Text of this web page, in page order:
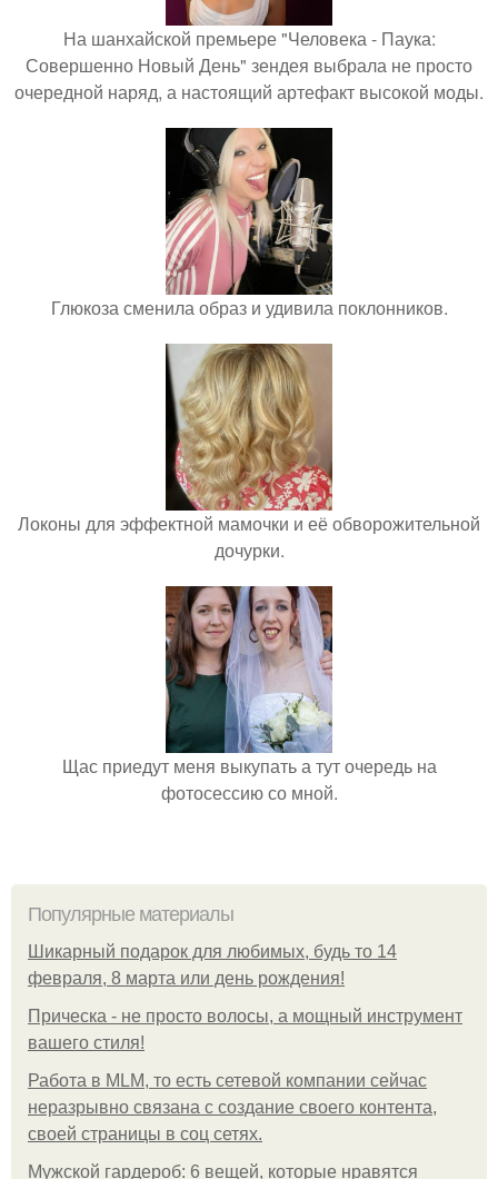
На шанхайской премьере "Человека - Паука:
Совершенно Новый День" зендея выбрала не просто
очередной наряд, а настоящий артефакт высокой моды.
Глюкоза сменила образ и удивила поклонников.
Локоны для эффектной мамочки и её обворожительной
дочурки.
Щас приедут меня выкупать а тут очередь на
фотосессию со мной.
Популярные материалы
Шикарный подарок для любимых, будь то 14
февраля, 8 марта или день рождения!
Прическа - не просто волосы, а мощный инструмент
вашего стиля!
Работа в MLM, то есть сетевой компании сейчас
неразрывно связана с создание своего контента,
своей страницы в соц сетях.
Мужской гардероб: 6 вещей, которые нравятся